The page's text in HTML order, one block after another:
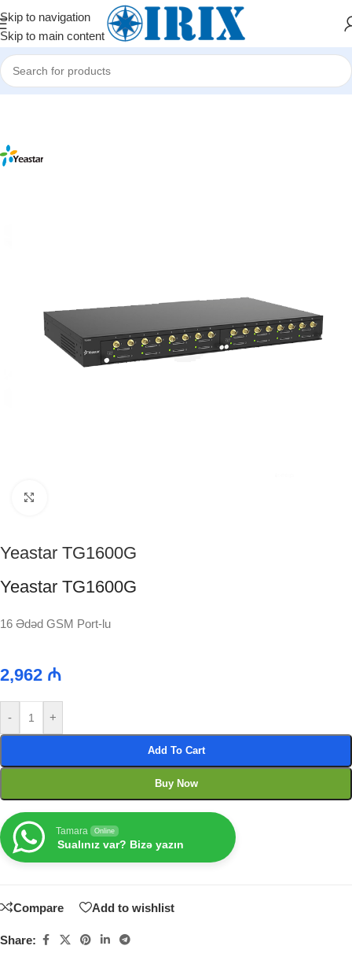
Skip to navigation
Skip to main content
Home/Shop/İP telefoniya və mini ATS avadanlıqları/VoIP Gateway
Yeastar TG1600G
Yeastar TG1600G
16 Ədəd GSM Port-lu
2,962 ₼
- +
Add To Cart
Buy Now
Tamara Online
Sualınız var? Bizə yazın
Compare Add to wishlist
Share: